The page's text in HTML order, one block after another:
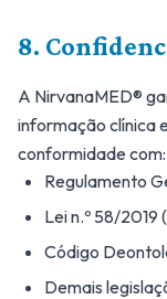
8.
A NirvanaMED®
informação clínica
conformidade com:
Regulamento
Lei n.º 58/2019
Código
Demais